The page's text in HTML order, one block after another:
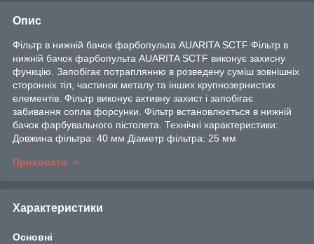
Опис
Фільтр в нижній бачок фарбопульта AUARITA SCTF Фільтр в
нижній бачок фарбопульта AUARITA SCTF виконує захисну
функцію. Запобігає потраплянню в розведену суміш зовнішніх
сторонніх тіл, частинок металу та інших крупнозернистих
елементів. Фільтр виконує активну захист і запобігає
забивання сопла форсунки. Фільтр встановлюється в нижній
бачок фарбувального пістолета. Технічні характеристики:
Довжина фільтра: 40 мм Діаметр фільтра: 25 мм
Приховати
Характеристики
Основні